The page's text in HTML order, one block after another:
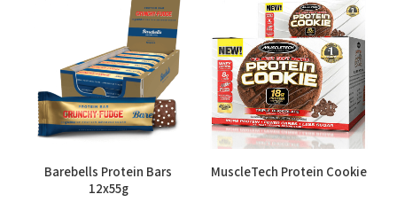
MuscleTech Protein Cookie
Barebells Protein Bars
12x55g